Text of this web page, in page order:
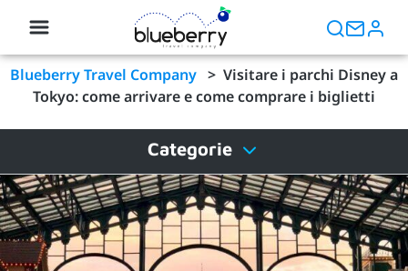
Blueberry Travel Company > Visitare i parchi Disney a
Tokyo: come arrivare e come comprare i biglietti
Categorie